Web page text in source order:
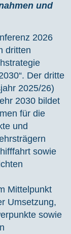
und
2026
dritten
Der dritte
2025/26)
2030 bildet
für die
und
sowie
Mittelpunkt
Umsetzung,
sowie